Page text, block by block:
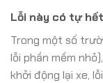
Lỗi này có tự
Trong một số
lỗi phần mềm
khởi động lại xe,